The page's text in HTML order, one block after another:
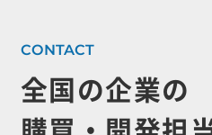
全国の企業の